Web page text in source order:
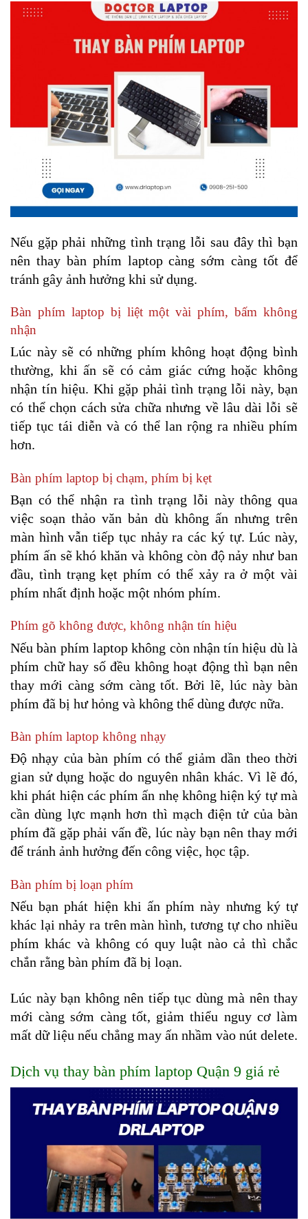
Nếu gặp phải những tình trạng lỗi sau đây thì bạn
nên thay bàn phím laptop càng sớm càng tốt để
tránh gây ảnh hưởng khi sử dụng.
Bàn phím laptop bị liệt một vài phím, bấm không
nhận
Lúc này sẽ có những phím không hoạt động bình
thường, khi ấn sẽ có cảm giác cứng hoặc không
nhận tín hiệu. Khi gặp phải tình trạng lỗi này, bạn
có thể chọn cách sửa chữa nhưng về lâu dài lỗi sẽ
tiếp tục tái diễn và có thể lan rộng ra nhiều phím
hơn.
Bàn phím laptop bị chạm, phím bị kẹt
Bạn có thể nhận ra tình trạng lỗi này thông qua
việc soạn thảo văn bản dù không ấn nhưng trên
màn hình vẫn tiếp tục nhảy ra các ký tự. Lúc này,
phím ấn sẽ khó khăn và không còn độ nảy như ban
đầu, tình trạng kẹt phím có thể xảy ra ở một vài
phím nhất định hoặc một nhóm phím.
Phím gõ không được, không nhận tín hiệu
Nếu bàn phím laptop không còn nhận tín hiệu dù là
phím chữ hay số đều không hoạt động thì bạn nên
thay mới càng sớm càng tốt. Bởi lẽ, lúc này bàn
phím đã bị hư hỏng và không thể dùng được nữa.
Bàn phím laptop không nhạy
Độ nhạy của bàn phím có thể giảm dần theo thời
gian sử dụng hoặc do nguyên nhân khác. Vì lẽ đó,
khi phát hiện các phím ấn nhẹ không hiện ký tự mà
cần dùng lực mạnh hơn thì mạch điện tử của bàn
phím đã gặp phải vấn đề, lúc này bạn nên thay mới
để tránh ảnh hưởng đến công việc, học tập.
Bàn phím bị loạn phím
Nếu bạn phát hiện khi ấn phím này nhưng ký tự
khác lại nhảy ra trên màn hình, tương tự cho nhiều
phím khác và không có quy luật nào cả thì chắc
chắn rằng bàn phím đã bị loạn.
Lúc này bạn không nên tiếp tục dùng mà nên thay
mới càng sớm càng tốt, giảm thiểu nguy cơ làm
mất dữ liệu nếu chẳng may ấn nhầm vào nút delete.
Dịch vụ thay bàn phím laptop Quận 9 giá rẻ